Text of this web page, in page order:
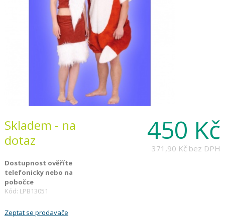
450 Kč
371,90 Kč bez DPH
Skladem - na
dotaz
Dostupnost ověříte
telefonicky nebo na
pobočce
Kód: LPB13051
Zeptat se prodavače